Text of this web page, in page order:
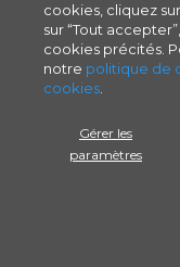
cookies, cliquez
sur “Tout
cookies précités.
notre politique de
cookies
Gérer les
paramètres